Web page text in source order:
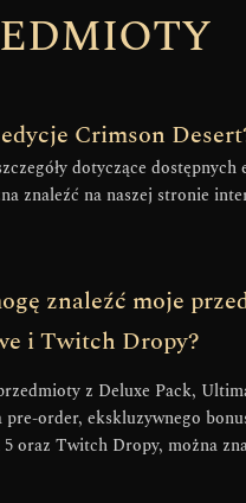
Crimson
dotyczące
znaleźć na naszej stronie
znaleźć moje
i Twitch Dropy?
z Deluxe Pack,
pre-order, ekskluzywnego
5 oraz Twitch Dropy, można